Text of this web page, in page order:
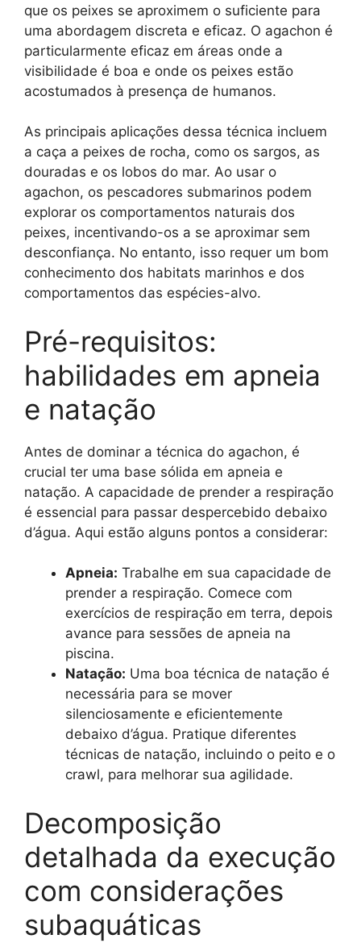
que os peixes se aproximem o suficiente para
uma abordagem discreta e eficaz. O agachon é
particularmente eficaz em áreas onde a
visibilidade é boa e onde os peixes estão
acostumados à presença de humanos.
As principais aplicações dessa técnica incluem
a caça a peixes de rocha, como os sargos, as
douradas e os lobos do mar. Ao usar o
agachon, os pescadores submarinos podem
explorar os comportamentos naturais dos
peixes, incentivando-os a se aproximar sem
desconfiança. No entanto, isso requer um bom
conhecimento dos habitats marinhos e dos
comportamentos das espécies-alvo.
Pré-requisitos:
habilidades em apneia
e natação
Antes de dominar a técnica do agachon, é
crucial ter uma base sólida em apneia e
natação. A capacidade de prender a respiração
é essencial para passar despercebido debaixo
d’água. Aqui estão alguns pontos a considerar:
Apneia: Trabalhe em sua capacidade de
prender a respiração. Comece com
exercícios de respiração em terra, depois
avance para sessões de apneia na
piscina.
Natação: Uma boa técnica de natação é
necessária para se mover
silenciosamente e eficientemente
debaixo d’água. Pratique diferentes
técnicas de natação, incluindo o peito e o
crawl, para melhorar sua agilidade.
Decomposição
detalhada da execução
com considerações
subaquáticas